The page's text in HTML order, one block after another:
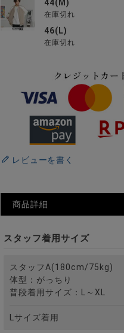
44(M)
在庫切れ
46(L)
在庫切れ
レビューを書く
商品詳細
スタッフ着用サイズ
スタッフA(180cm/75kg)
体型：がっちり
普段着用サイズ：L～XL
Lサイズ着用